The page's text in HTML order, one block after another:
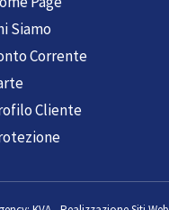
Siamo
Corrente
Cliente